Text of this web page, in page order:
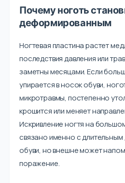
Почему ноготь
деформированным
Ногтевая пластина растет
последствия давления или
заметны месяцами. Если
упирается в носок обуви,
микротравмы, постепенно
крошится или меняет
Искривление ногтя на
связано именно с
обуви, но внешне может
поражение.